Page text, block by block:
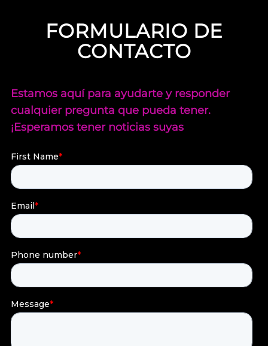
FORMULARIO DE
CONTACTO
Estamos aquí para ayudarte y responder
cualquier pregunta que pueda tener.
¡Esperamos tener noticias suyas